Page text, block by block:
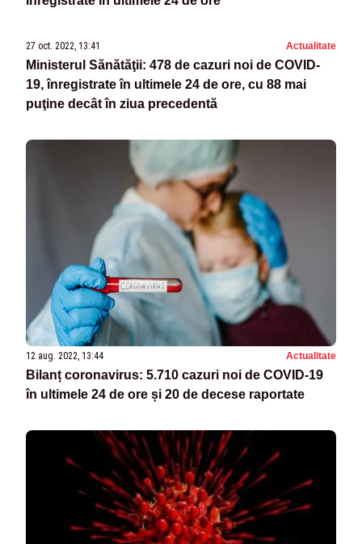
27 oct. 2022, 13:41 Actualitate
Ministerul Sănătăţii: 478 de cazuri noi de COVID-
19, înregistrate în ultimele 24 de ore, cu 88 mai
puţine decât în ziua precedentă
12 aug. 2022, 13:44 Actualitate
Bilanț coronavirus: 5.710 cazuri noi de COVID-19
în ultimele 24 de ore și 20 de decese raportate